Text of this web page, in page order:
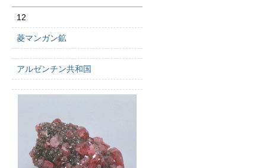
12
菱マンガン鉱
アルゼンチン共和国